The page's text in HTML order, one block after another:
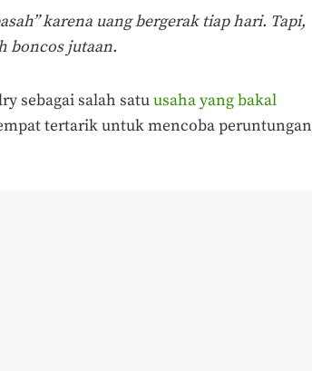
karena uang bergerak tiap hari. Tapi,
boncos jutaan.
sebagai salah satuusaha yang bakal
tertarik untuk mencoba peruntungan